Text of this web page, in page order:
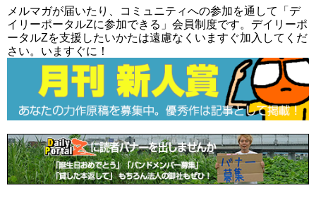
メルマガが届いたり、コミュニティへの参加を通して「デ
イリーポータルZに参加できる」会員制度です。デイリーポ
ータルZを支援したいかたは遠慮なくいますぐ加入してくだ
さい。いますぐに！